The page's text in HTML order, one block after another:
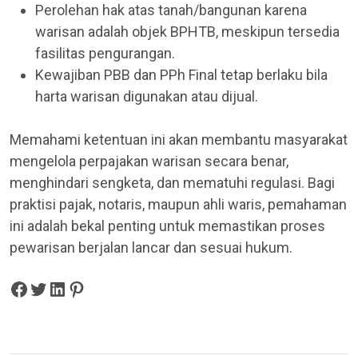
Perolehan hak atas tanah/bangunan karena
warisan adalah objek BPHTB, meskipun tersedia
fasilitas pengurangan.
Kewajiban PBB dan PPh Final tetap berlaku bila
harta warisan digunakan atau dijual.
Memahami ketentuan ini akan membantu masyarakat
mengelola perpajakan warisan secara benar,
menghindari sengketa, dan mematuhi regulasi. Bagi
praktisi pajak, notaris, maupun ahli waris, pemahaman
ini adalah bekal penting untuk memastikan proses
pewarisan berjalan lancar dan sesuai hukum.
Share on Facebook Tweet on Twitter Share on LinkedIn Pin on Pinterest